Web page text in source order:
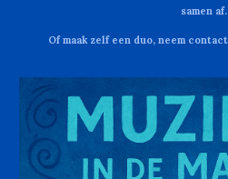
samen af.
Of maak zelf een duo, neem